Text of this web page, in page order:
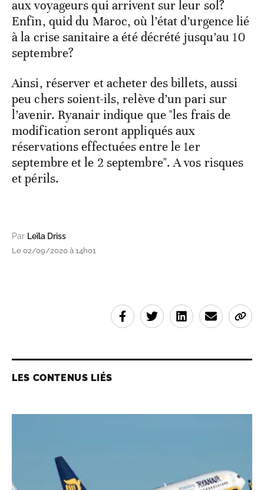
aux voyageurs qui arrivent sur leur sol?
Enfin, quid du Maroc, où l’état d’urgence lié
à la crise sanitaire a été décrété jusqu’au 10
septembre?
Ainsi, réserver et acheter des billets, aussi
peu chers soient-ils, relève d’un pari sur
l’avenir. Ryanair indique que "les frais de
modification seront appliqués aux
réservations effectuées entre le 1er
septembre et le 2 septembre". A vos risques
et périls.
Par Leïla Driss
Le 02/09/2020 à 14h01
LES CONTENUS LIÉS